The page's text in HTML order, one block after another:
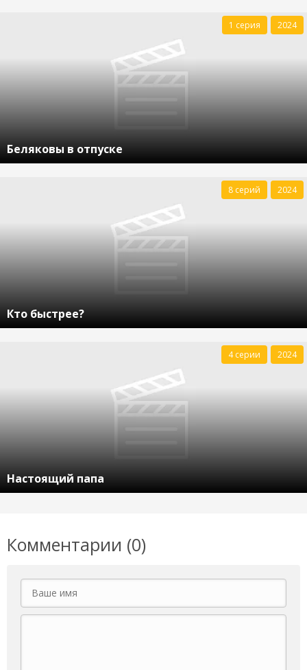
Беляковы в отпуске
1 серия 2024
Кто быстрее?
8 серий 2024
Настоящий папа
4 серии 2024
Комментарии (0)